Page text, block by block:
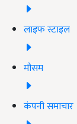
लाइफ स्टाइल
मौसम
कंपनी समाचार